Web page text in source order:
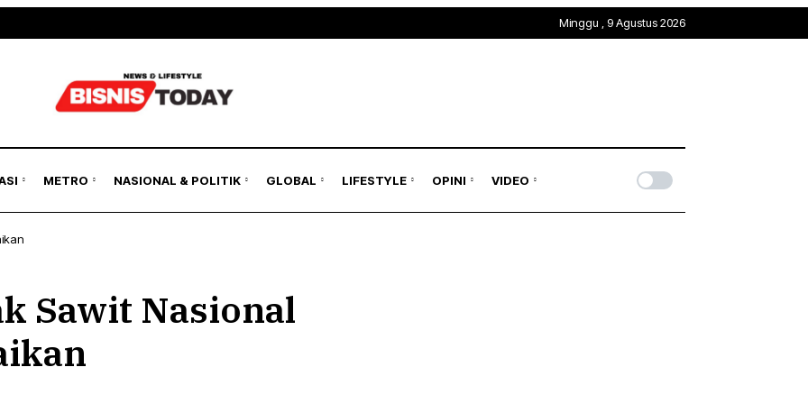
Minggu , 9 Agustus 2026
METRO NASIONAL & POLITIK GLOBAL LIFESTYLE OPINI VIDEO
Sawit Nasional